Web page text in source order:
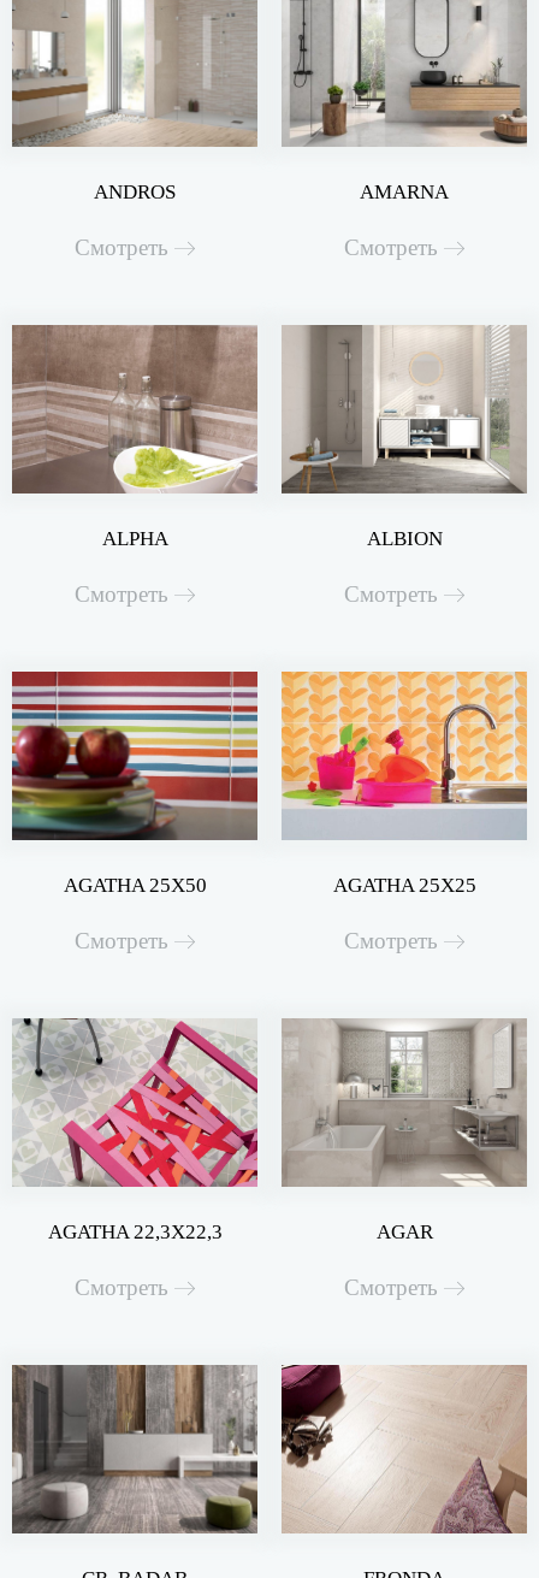
ANDROS
Смотреть
AMARNA
Смотреть
ALPHA
Смотреть
ALBION
Смотреть
AGATHA 25X50
Смотреть
AGATHA 25X25
Смотреть
AGATHA 22,3X22,3
Смотреть
AGAR
Смотреть